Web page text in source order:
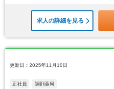
求人の詳細を見る
更新日：2025年11月10日
正社員 調剤薬局